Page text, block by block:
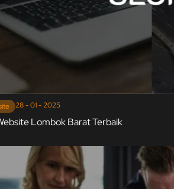
28 - 01 - 2025
Lombok Barat Terbaik